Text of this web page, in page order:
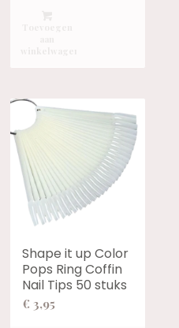
Shape it up Color
Pops Ring Coffin
Nail Tips 50 stuks
€ 3,95